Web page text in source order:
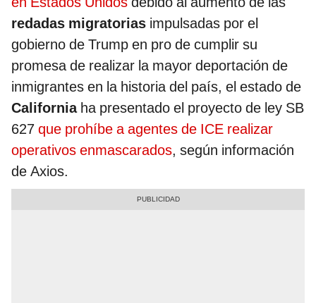
redadas migratorias impulsadas por el
gobierno de Trump en pro de cumplir su
promesa de realizar la mayor deportación de
inmigrantes en la historia del país, el estado de
California ha presentado el proyecto de ley SB
627 que prohíbe a agentes de ICE realizar
operativos enmascarados, según información
de Axios.